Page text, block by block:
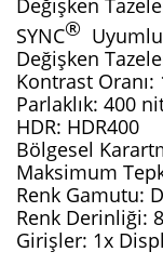
SYNC® Uyumlu
Değişken
Kontrast Oranı:
Parlaklık: 400
HDR: HDR400
Bölgesel
Maksimum
Renk Gamutu:
Renk Derinliği:
Girişler: 1x